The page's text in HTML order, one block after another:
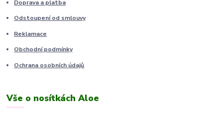
Doprava a platba
Odstoupení od smlouvy
Reklamace
Obchodní podmínky
Ochrana osobních údajů
Vše o nosítkách Aloe